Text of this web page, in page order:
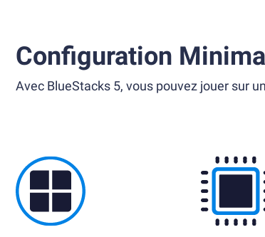
Configuration
Avec BlueStacks 5, vous pouvez jouer sur